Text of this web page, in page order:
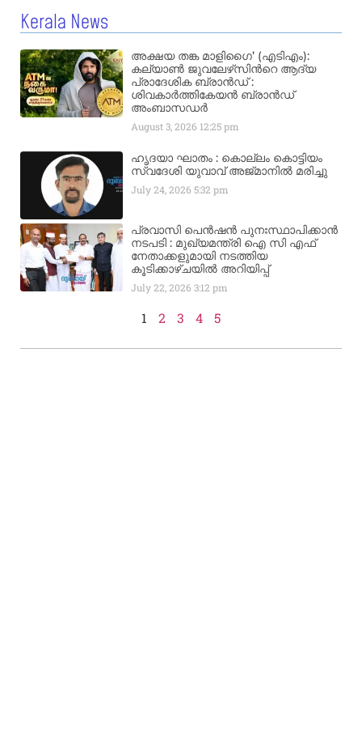
Kerala News
അക്ഷയ തങ്ക മാളിഗൈ’ (എടിഎം):
കല്യാണ്‍ ജുവലേഴ്‌സിന്‍റെ ആദ്യ
പ്രാദേശിക ബ്രാന്‍ഡ് :
ശിവകാര്‍ത്തികേയന്‍ ബ്രാന്‍ഡ്
അംബാസഡര്‍
August 3, 2026 12:25 pm
ഹൃദയാ ഘാതം : കൊല്ലം കൊട്ടിയം
സ്വദേശി യുവാവ് അജ്മാനിൽ മരിച്ചു
July 24, 20265:32 pm
പ്രവാസി പെൻഷൻ പുനഃസ്ഥാപിക്കാൻ
നടപടി : മുഖ്യമന്ത്രി ഐ സി എഫ്
നേതാക്കളുമായി നടത്തിയ
കൂടിക്കാഴ്ചയിൽ അറിയിപ്പ്
July 22, 20263:12 pm
1 2 3 4 5